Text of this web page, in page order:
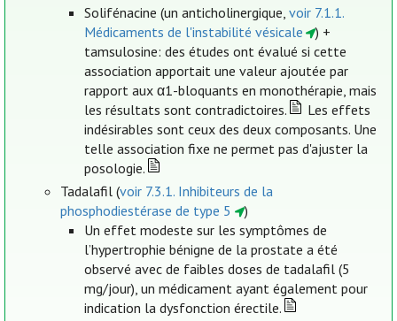
Solifénacine (un anticholinergique, voir 7.1.1.
Médicaments de l'instabilité vésicale
) +
tamsulosine: des études ont évalué si cette
association apportait une valeur ajoutée par
rapport aux α1-bloquants en monothérapie, mais
les résultats sont contradictoires.
Les effets
indésirables sont ceux des deux composants. Une
telle association fixe ne permet pas d'ajuster la
posologie.
Tadalafil (voir 7.3.1. Inhibiteurs de la
phosphodiestérase de type 5
)
Un effet modeste sur les symptômes de
l’hypertrophie bénigne de la prostate a été
observé avec de faibles doses de tadalafil (5
mg/jour), un médicament ayant également pour
indication la dysfonction érectile.